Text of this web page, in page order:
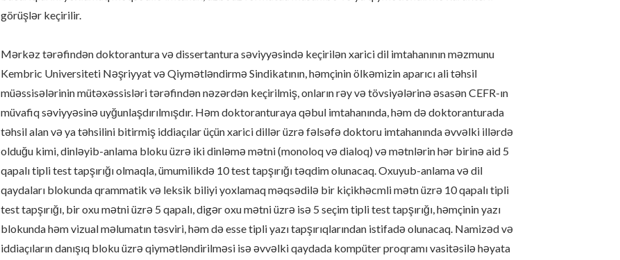
görüşlər keçirilir.
Mərkəz tərəfindən doktorantura və dissertantura səviyyəsində keçirilən xarici dil imtahanının məzmunu
Kembric Universiteti Nəşriyyat və Qiymətləndirmə Sindikatının, həmçinin ölkəmizin aparıcı ali təhsil
müəssisələrinin mütəxəssisləri tərəfindən nəzərdən keçirilmiş, onların rəy və tövsiyələrinə əsasən CEFR-ın
müvafiq səviyyəsinə uyğunlaşdırılmışdır. Həm doktoranturaya qəbul imtahanında, həm də doktoranturada
təhsil alan və ya təhsilini bitirmiş iddiaçılar üçün xarici dillər üzrə fəlsəfə doktoru imtahanında əvvəlki illərdə
olduğu kimi, dinləyib-anlama bloku üzrə iki dinləmə mətni (monoloq və dialoq) və mətnlərin hər birinə aid 5
qapalı tipli test tapşırığı olmaqla, ümumilikdə 10 test tapşırığı təqdim olunacaq. Oxuyub-anlama və dil
qaydaları blokunda qrammatik və leksik biliyi yoxlamaq məqsədilə bir kiçikhəcmli mətn üzrə 10 qapalı tipli
test tapşırığı, bir oxu mətni üzrə 5 qapalı, digər oxu mətni üzrə isə 5 seçim tipli test tapşırığı, həmçinin yazı
blokunda həm vizual məlumatın təsviri, həm də esse tipli yazı tapşırıqlarından istifadə olunacaq. Namizəd və
iddiaçıların danışıq bloku üzrə qiymətləndirilməsi isə əvvəlki qaydada kompüter proqramı vasitəsilə həyata